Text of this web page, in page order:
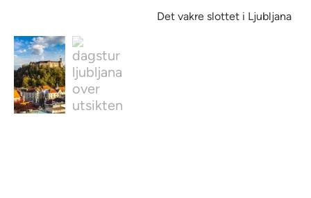
Det vakre slottet i Ljubljana